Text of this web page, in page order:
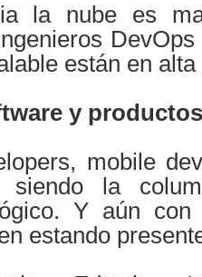
la nube es
están en
y
mobile
siendo la
Y aún
estando